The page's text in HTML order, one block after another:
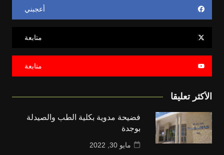
أعجبني
متابعة
متابعة
الأكثر تعليقا
فضيحة مدوية بكلية الطب والصيدلة
بوجدة
مايو 30, 2022